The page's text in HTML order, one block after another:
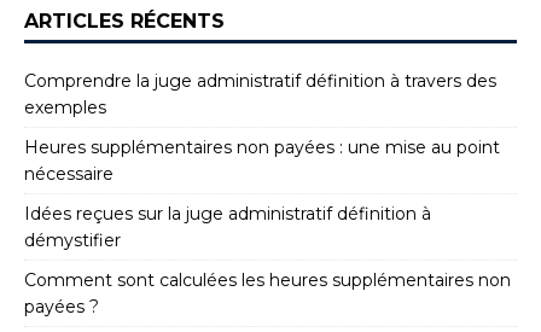
ARTICLES RÉCENTS
Comprendre la juge administratif définition à travers des
exemples
Heures supplémentaires non payées : une mise au point
nécessaire
Idées reçues sur la juge administratif définition à
démystifier
Comment sont calculées les heures supplémentaires non
payées ?